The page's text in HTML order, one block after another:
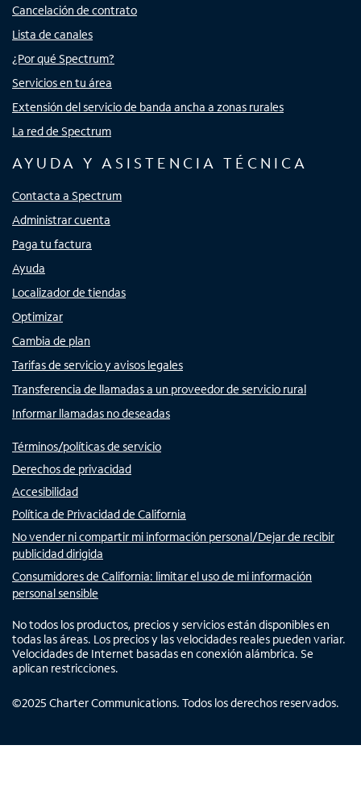
Cancelación de contrato
Lista de canales
¿Por qué Spectrum?
Servicios en tu área
Extensión del servicio de banda ancha a zonas rurales
La red de Spectrum
AYUDA Y ASISTENCIA TÉCNICA
Contacta a Spectrum
Administrar cuenta
Paga tu factura
Ayuda
Localizador de tiendas
Optimizar
Cambia de plan
Tarifas de servicio y avisos legales
Transferencia de llamadas a un proveedor de servicio rural
Informar llamadas no deseadas
Términos/políticas de servicio
Derechos de privacidad
Accesibilidad
Política de Privacidad de California
No vender ni compartir mi información personal/Dejar de recibir
publicidad dirigida
Consumidores de California: limitar el uso de mi información
personal sensible
No todos los productos, precios y servicios están disponibles en
todas las áreas. Los precios y las velocidades reales pueden variar.
Velocidades de Internet basadas en conexión alámbrica. Se
aplican restricciones.
©2025 Charter Communications. Todos los derechos reservados.